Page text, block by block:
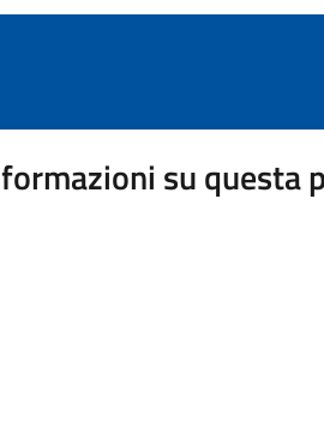
su questa